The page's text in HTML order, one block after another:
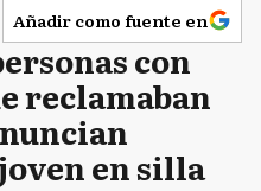
Añadir como fuente en
con
reclamaban
en silla